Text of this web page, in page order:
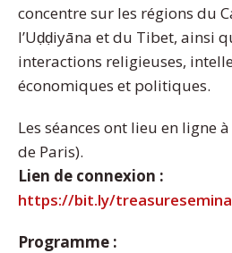
concentre sur les régions du
l’Uḍḍiyāna et du Tibet, ainsi
interactions religieuses,
économiques et politiques.
Les séances ont lieu en ligne
de Paris).
Lien de connexion :
https://bit.ly/
Programme :